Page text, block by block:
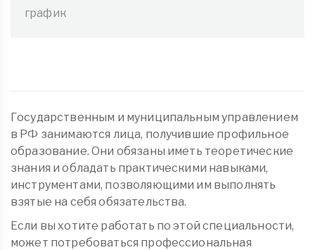
график
Государственным и муниципальным управлением
в РФ занимаются лица, получившие профильное
образование. Они обязаны иметь теоретические
знания и обладать практическими навыками,
инструментами, позволяющими им выполнять
взятые на себя обязательства.
Если вы хотите работать по этой специальности,
может потребоваться профессиональная